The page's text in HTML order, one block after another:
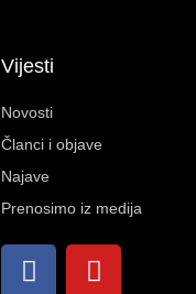
Vijesti
Novosti
Članci i objave
Najave
Prenosimo iz medija